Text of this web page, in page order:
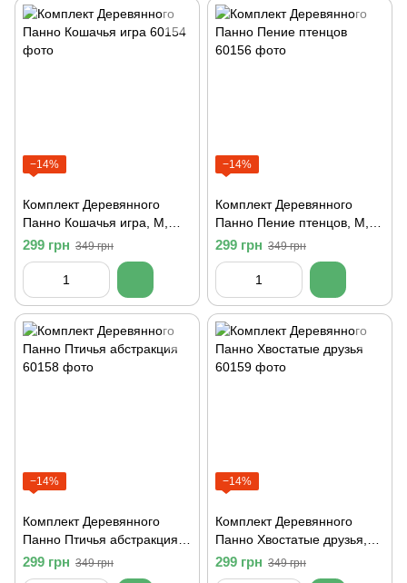
−14%
Комплект Деревянного
Панно Кошачья игра, M,
Чорный
299 грн 349 грн
−14%
Комплект Деревянного
Панно Пение птенцов, M,
Чорный
299 грн 349 грн
−14%
Комплект Деревянного
Панно Птичья абстракция,
M, Чорный
299 грн 349 грн
−14%
Комплект Деревянного
Панно Хвостатые друзья,
M, Чорный
299 грн 349 грн